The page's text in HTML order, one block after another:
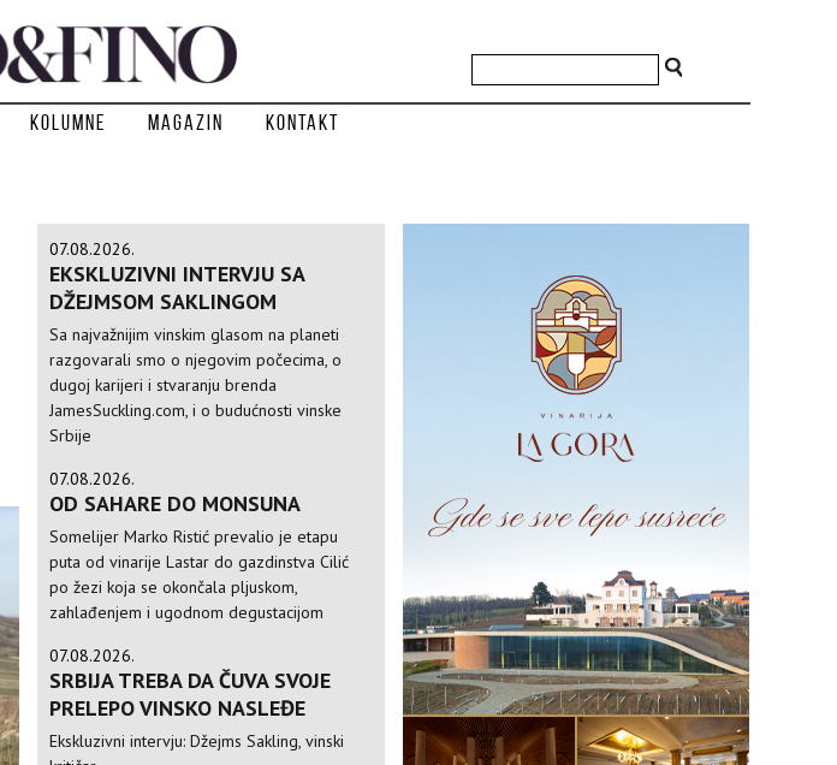
Kolumne Magazin Kontakt
07.08.2026.
EKSKLUZIVNI INTERVJU SA
DŽEJMSOM SAKLINGOM
Sa najvažnijim vinskim glasom na planeti
razgovarali smo o njegovim počecima, o
dugoj karijeri i stvaranju brenda
JamesSuckling.com, i o budućnosti vinske
Srbije
07.08.2026.
OD SAHARE DO MONSUNA
Somelijer Marko Ristić prevalio je etapu
puta od vinarije Lastar do gazdinstva Cilić
po žezi koja se okončala pljuskom,
zahlađenjem i ugodnom degustacijom
07.08.2026.
SRBIJA TREBA DA ČUVA SVOJE
PRELEPO VINSKO NASLEĐE
Ekskluzivni intervju: Džejms Sakling, vinski